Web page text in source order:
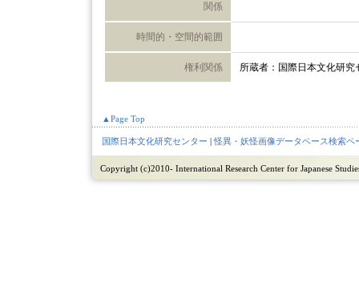
関係
時間的・空間的範囲
権利関係 所蔵者：国際日本文化研究
▲Page Top
国際日本文化研究センター |怪異・妖怪画像データベース検索ペ
Copyright (c)2010- International Research Center for Japanese